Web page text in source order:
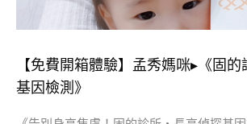
【免費開箱體驗】孟秀媽咪▸《固
基因檢測》